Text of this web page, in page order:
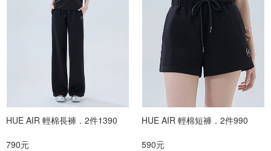
HUE AIR 輕棉長褲．2件1390
790元
HUE AIR 輕棉短褲．2件990
590元